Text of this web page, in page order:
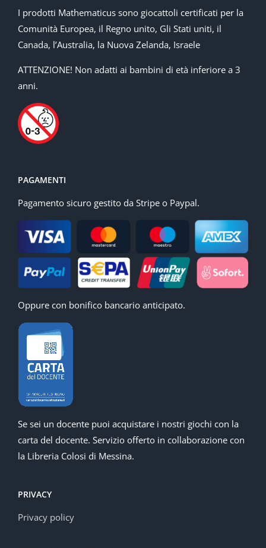
I prodotti Mathematicus sono giocattoli certificati per la
Comunità Europea, il Regno unito, Gli Stati uniti, il
Canada, l’Australia, la Nuova Zelanda, Israele
ATTENZIONE! Non adatti ai bambini di età inferiore a 3
anni.
PAGAMENTI
Pagamento sicuro gestito da Stripe o Paypal.
Oppure con bonifico bancario anticipato.
Se sei un docente puoi acquistare i nostri giochi con la
carta del docente. Servizio offerto in collaborazione con
la Libreria Colosi di Messina.
PRIVACY
Privacy policy